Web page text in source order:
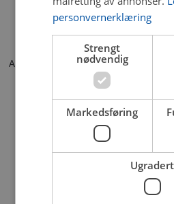
Application error: a client-side
browser console for
personvernerklæring
Strengt
nødvendig
Markedsføring
Ugradert